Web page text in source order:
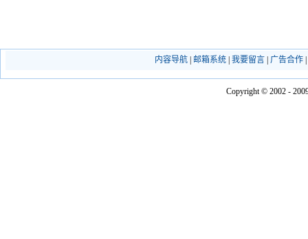
内容导航| 邮箱系统| 我要留言| 广告合作|
Copyright © 2002 -